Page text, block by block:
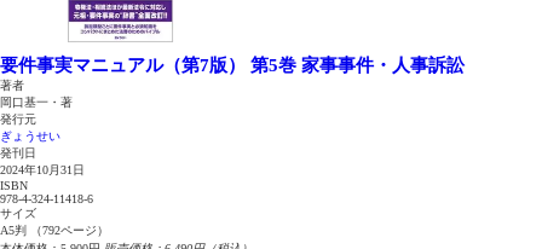
要件事実マニュアル（第7版） 第5巻 家事事件・人事訴訟
著者
岡口基一・著
発行元
ぎょうせい
発刊日
2024年10月31日
ISBN
978-4-324-11418-6
サイズ
A5判 （792ページ）